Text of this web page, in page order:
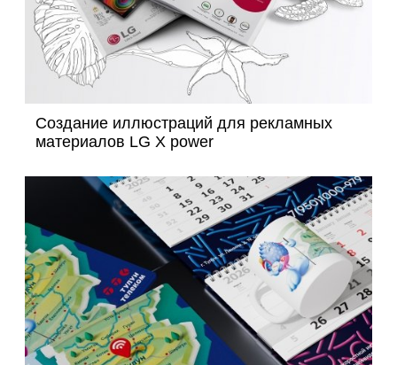
Создание иллюстраций для рекламных
материалов LG X power